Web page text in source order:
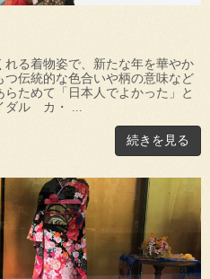
れる着物姿で、新たな年を華やか
伝統的な色合いや柄の意味など
ためて「日本人でよかった」と
ダル カ・ ...
続きを見る